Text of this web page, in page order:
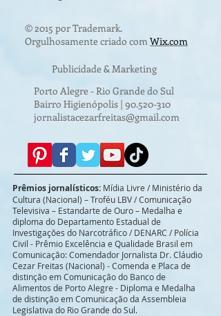
© 2015 por Trademark.
Orgulhosamente criado comWix.com
Publicidade & Marketing
Porto Alegre - Rio Grande do Sul
Bairro Higienópolis | 90.520-310
jornalistacezarfreitas@gmail.com
Prêmios jornalísticos: Mídia Livre / Ministério da
Cultura (Nacional) – Troféu LBV / Comunicação
Televisiva – Estandarte de Ouro – Medalha e
diploma do Departamento Estadual de
Investigações do Narcotráfico / DENARC / Polícia
Civil - Prêmio Excelência e Qualidade Brasil em
Comunicação: Comendador Jornalista Dr. Cláudio
Cezar Freitas (Nacional) - Comenda e Placa de
distinção em Comunicação do Banco de
Alimentos de Porto Alegre - Diploma e Medalha
de distinção em Comunicação da Assembleia
Legislativa do Rio Grande do Sul.